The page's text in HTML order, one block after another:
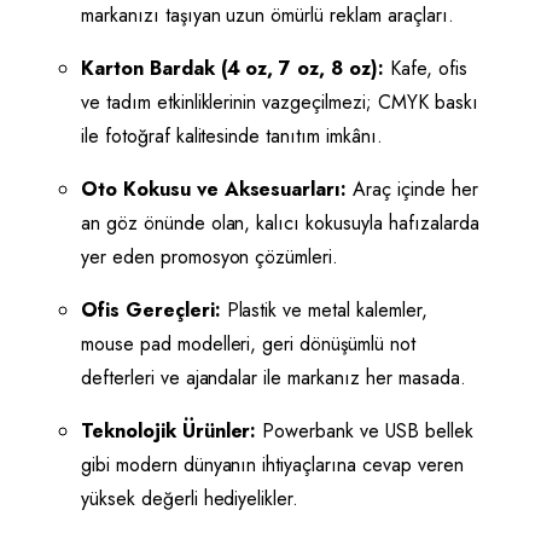
markanızı taşıyan uzun ömürlü reklam araçları.
Karton Bardak (4 oz, 7 oz, 8 oz): Kafe, ofis
ve tadım etkinliklerinin vazgeçilmezi; CMYK baskı
ile fotoğraf kalitesinde tanıtım imkânı.
Oto Kokusu ve Aksesuarları: Araç içinde her
an göz önünde olan, kalıcı kokusuyla hafızalarda
yer eden promosyon çözümleri.
Ofis Gereçleri: Plastik ve metal kalemler,
mouse pad modelleri, geri dönüşümlü not
defterleri ve ajandalar ile markanız her masada.
Teknolojik Ürünler: Powerbank ve USB bellek
gibi modern dünyanın ihtiyaçlarına cevap veren
yüksek değerli hediyelikler.